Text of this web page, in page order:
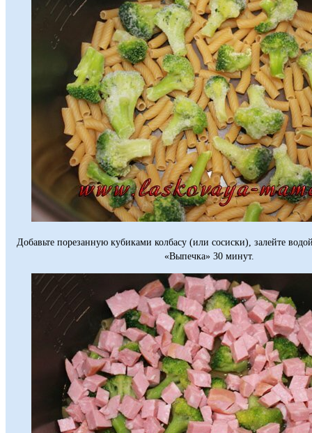
Добавьте порезанную кубиками колбасу (или сосиски), залейте
«Выпечка» 30 минут.